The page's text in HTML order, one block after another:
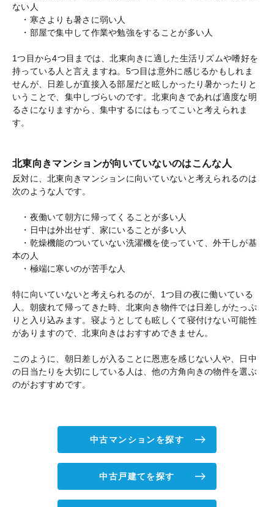
ない人
・寒さよりも暑さに弱い人
・部屋で集中して作業や勉強をすることが多い人
1つ目から4つ目までは、北東向きに適した生活リズムや嗜好を
持っている人と言えますね。5つ目は意外に感じるかもしれま
せんが、日差しが直接入る部屋だと眩しかったり暑かったりと
いうことで、集中しづらいのです。北東向きであれば適度な明
るさになりますから、集中するにはもってこいと考えられま
す。
北東向きマンションが向いていないのはこんな人
反対に、北東向きマンションに向いていないと考えられるのは
次のような人です。
・夜働いて朝方に帰ってくることが多い人
・日中は外出せず、家にいることが多い人
・乾燥機能のついていない洗濯機を使っていて、外干しが基
本の人
・極端に寒いのが苦手な人
特に向いていないと考えられるのが、1つ目の夜に働いている
人。朝疲れて帰ってきた時、北東向き物件では日差しがたっぷ
りと入り込みます。寝ようとしても眩しくて寝付けない可能性
がありますので、北東向きはおすすめできません。
このように、朝日差しが入ることに恩恵を感じない人や、日中
の日当たりを大切にしている人は、他の方角向きの物件を選ぶ
のがおすすめです。
中古マンションを探す
中古戸建てを探す